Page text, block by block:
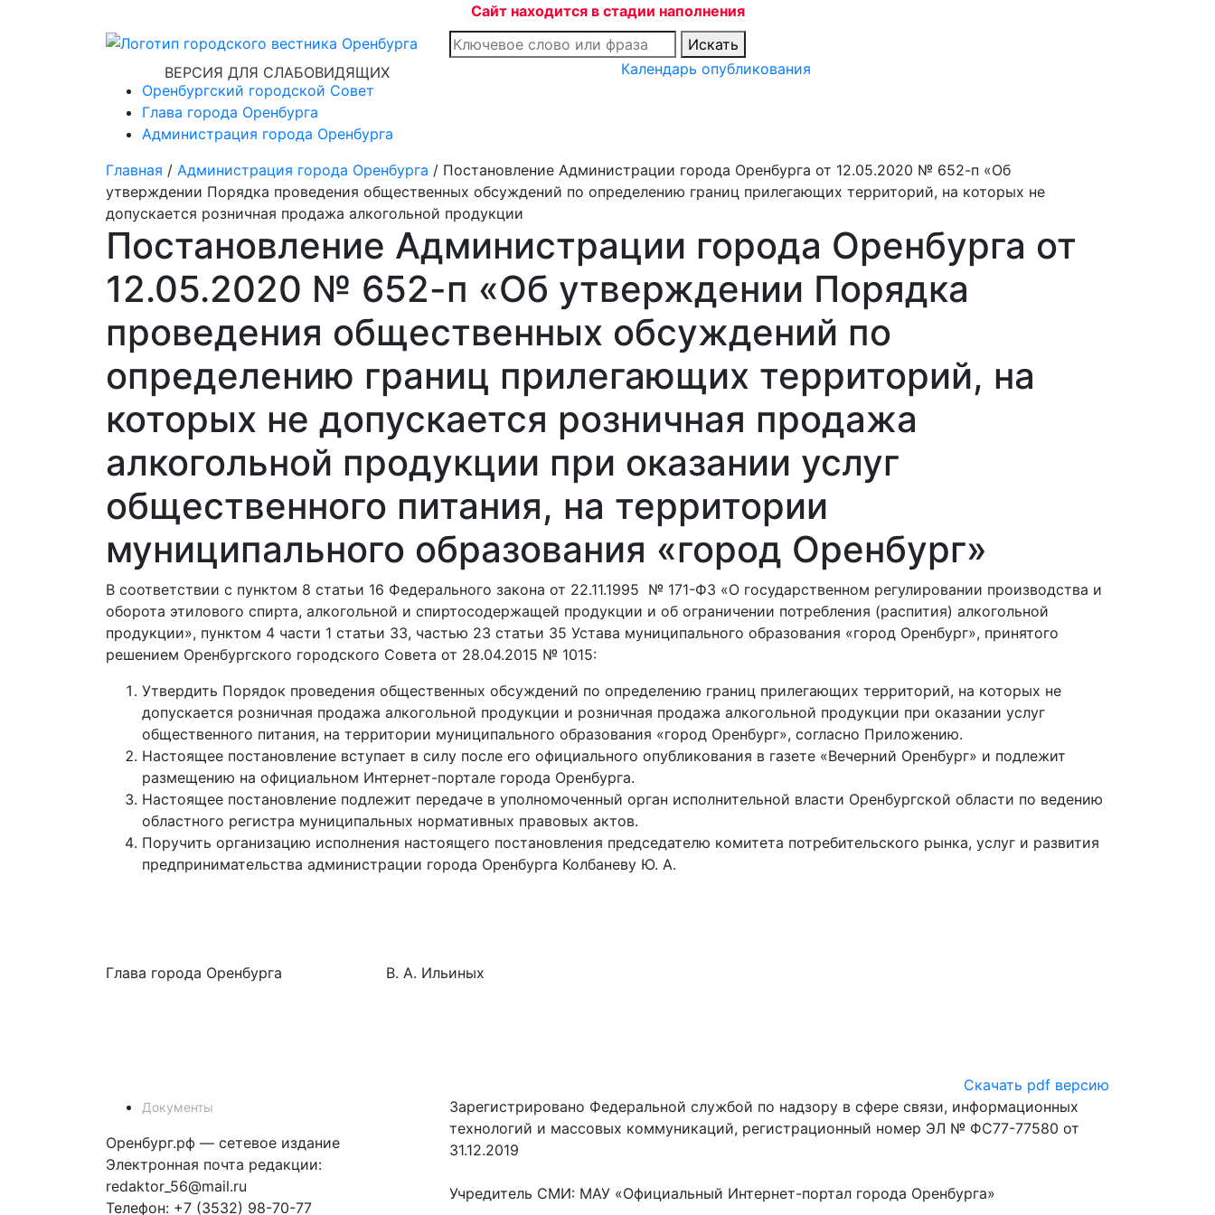
Сайт находится в стадии наполнения
Искать
ВЕРСИЯ ДЛЯ СЛАБОВИДЯЩИХ
Календарь опубликования
Оренбургский городской Совет
Глава города Оренбурга
Администрация города Оренбурга
Главная / Администрация города Оренбурга / Постановление Администрации города Оренбурга от 12.05.2020 № 652-п «Об
утверждении Порядка проведения общественных обсуждений по определению границ прилегающих территорий, на которых не
допускается розничная продажа алкогольной продукции
Постановление Администрации города Оренбурга от
12.05.2020 № 652-п «Об утверждении Порядка
проведения общественных обсуждений по
определению границ прилегающих территорий, на
которых не допускается розничная продажа
алкогольной продукции при оказании услуг
общественного питания, на территории
муниципального образования «город Оренбург»
В соответствии с пунктом 8 статьи 16 Федерального закона от 22.11.1995 № 171-ФЗ «О государственном регулировании производства и
оборота этилового спирта, алкогольной и спиртосодержащей продукции и об ограничении потребления (распития) алкогольной
продукции», пунктом 4 части 1 статьи 33, частью 23 статьи 35 Устава муниципального образования «город Оренбург», принятого
решением Оренбургского городского Совета от 28.04.2015 № 1015:
Утвердить Порядок проведения общественных обсуждений по определению границ прилегающих территорий, на которых не
допускается розничная продажа алкогольной продукции и розничная продажа алкогольной продукции при оказании услуг
общественного питания, на территории муниципального образования «город Оренбург», согласно Приложению.
Настоящее постановление вступает в силу после его официального опубликования в газете «Вечерний Оренбург» и подлежит
размещению на официальном Интернет-портале города Оренбурга.
Настоящее постановление подлежит передаче в уполномоченный орган исполнительной власти Оренбургской области по ведению
областного регистра муниципальных нормативных правовых актов.
Поручить организацию исполнения настоящего постановления председателю комитета потребительского рынка, услуг и развития
предпринимательства администрации города Оренбурга Колбаневу Ю. А.
Глава города Оренбурга В. А. Ильиных
Скачать pdf версию
Документы
Оренбург.рф — сетевое издание
Электронная почта редакции:
redaktor_56@mail.ru
Телефон: +7 (3532) 98-70-77
Зарегистрировано Федеральной службой по надзору в сфере связи, информационных
технологий и массовых коммуникаций, регистрационный номер ЭЛ № ФС77-77580 от
31.12.2019
Учредитель СМИ: МАУ «Официальный Интернет-портал города Оренбурга»